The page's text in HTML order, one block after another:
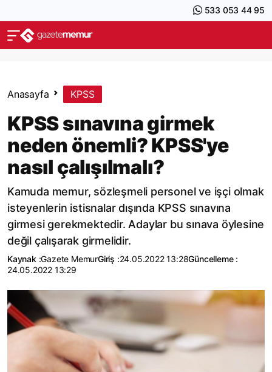
533 053 44 95
Anasayfa KPSS
KPSS sınavına girmek
neden önemli? KPSS'ye
nasıl çalışılmalı?
Kamuda memur, sözleşmeli personel ve işçi olmak
isteyenlerin istisnalar dışında KPSS sınavına
girmesi gerekmektedir. Adaylar bu sınava öylesine
değil çalışarak girmelidir.
Kaynak :Gazete MemurGiriş :24.05.2022 13:28Güncelleme :
24.05.2022 13:29